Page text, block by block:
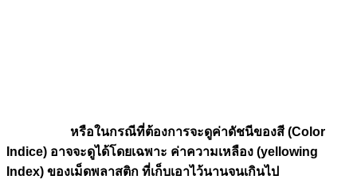
หรือในกรณีที่ต้องการจะดูค่าดัชนีของสี (Color
Indice) อาจจะดูได้โดยเฉพาะ ค่าความเหลือง (yellowing
Index) ของเม็ดพลาสติก ที่เก็บเอาไว้นานจนเกินไป